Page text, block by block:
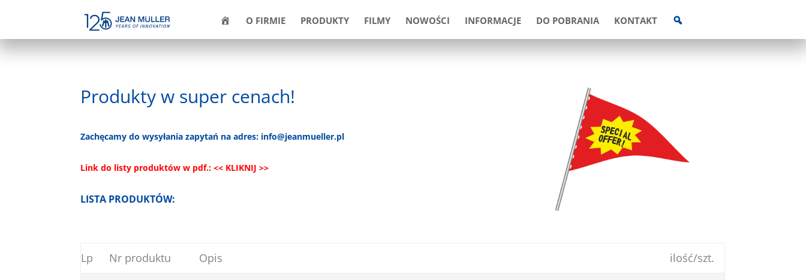
M
O FIRMIE PRODUKTY FILMY NOWOŚCI INFORMACJE DO POBRANIA KONTAKT
S
Produkty w super cenach!
Zachęcamy do wysyłania zapytań na adres: info@jeanmueller.pl
Link do listy produktów w pdf.:<< KLIKNIJ >>
LISTA PRODUKTÓW:
Lp Nr produktu Opis ilość/szt.